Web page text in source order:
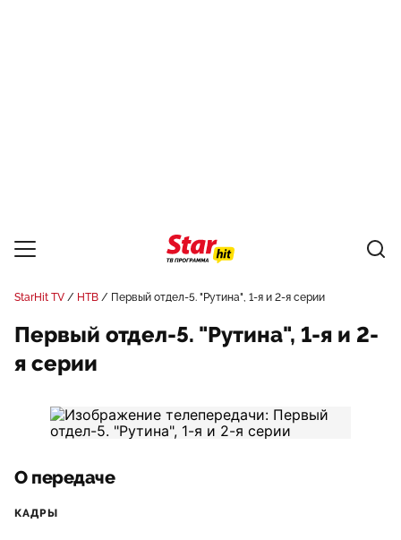
StarHit TV НТВ Первый отдел-5. "Рутина", 1-я и 2-я серии
Первый отдел-5. "Рутина", 1-я и 2-
я серии
О передаче
КАДРЫ